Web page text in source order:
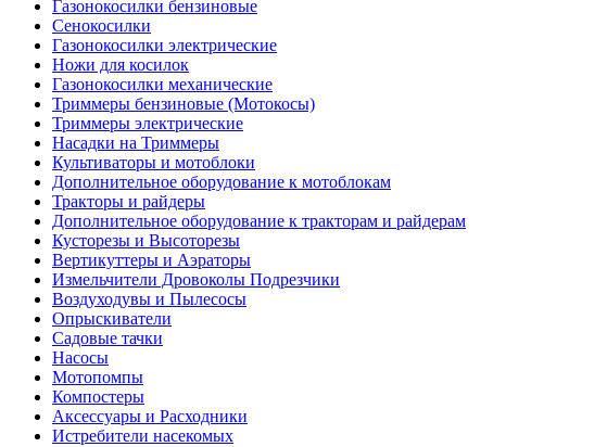
Газонокосилки бензиновые
Сенокосилки
Газонокосилки электрические
Ножи для косилок
Газонокосилки механические
Триммеры бензиновые (Мотокосы)
Триммеры электрические
Насадки на Триммеры
Культиваторы и мотоблоки
Дополнительное оборудование к мотоблокам
Тракторы и райдеры
Дополнительное оборудование к тракторам и райдерам
Кусторезы и Высоторезы
Вертикуттеры и Аэраторы
Измельчители Дровоколы Подрезчики
Воздуходувы и Пылесосы
Опрыскиватели
Садовые тачки
Насосы
Мотопомпы
Компостеры
Аксессуары и Расходники
Истребители насекомых